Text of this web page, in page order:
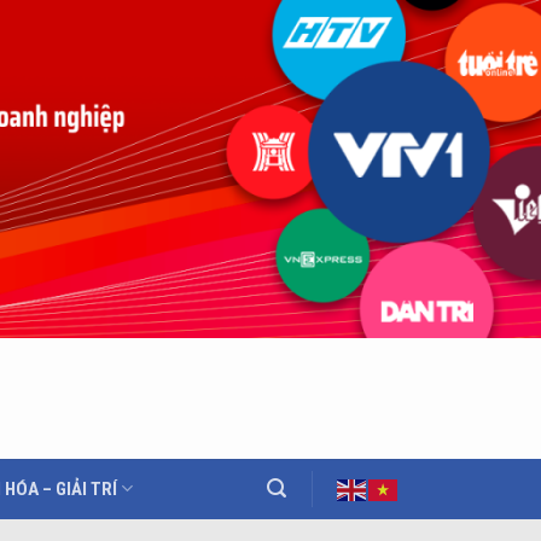
HÓA – GIẢI TRÍ